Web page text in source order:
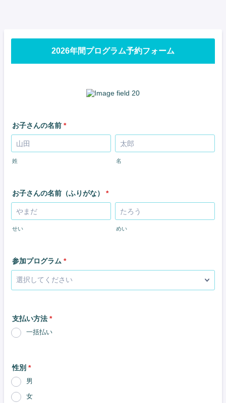
2026年間プログラム予約フォーム
お子さんの名前 *
姓 名
お子さんの名前（ふりがな） *
せい めい
参加プログラム *
支払い方法 *
一括払い
性別 *
男
女